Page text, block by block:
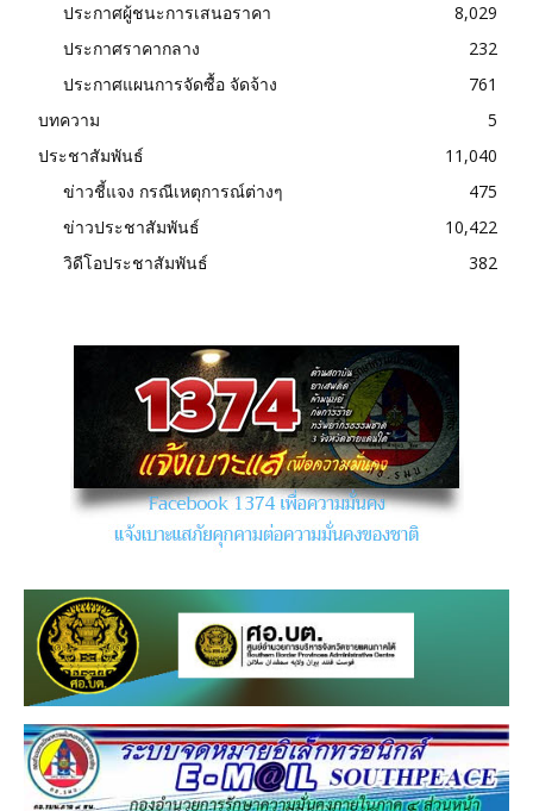
ประกาศผู้ชนะการเสนอราคา
8,029
ประกาศราคากลาง
232
ประกาศแผนการจัดซื้อ จัดจ้าง
761
บทความ
5
ประชาสัมพันธ์
11,040
ข่าวชี้แจง กรณีเหตุการณ์ต่างๆ
475
ข่าวประชาสัมพันธ์
10,422
วิดีโอประชาสัมพันธ์
382